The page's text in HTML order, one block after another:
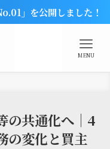
」を公開しました！
MENU
の共通化へ｜4
の変化と買主